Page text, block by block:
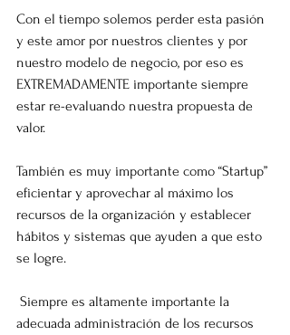
Con el tiempo solemos perder esta pasión
y este amor por nuestros clientes y por
nuestro modelo de negocio, por eso es
EXTREMADAMENTE importante siempre
estar re-evaluando nuestra propuesta de
valor.
También es muy importante como “Startup”
eficientar y aprovechar al máximo los
recursos de la organización y establecer
hábitos y sistemas que ayuden a que esto
se logre.
adecuada administración de los recursos